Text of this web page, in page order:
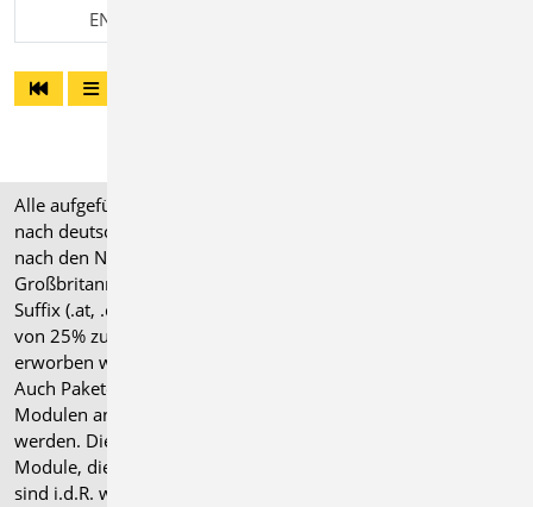
EN 1995, DIN EN 1992
Alle aufgeführten Preise verstehen sich für Module/Pakete
nach deutschen Normgrundlagen (".de"). Module, die auch
nach den Normen für Österreich, Schweiz, Italien und
Großbritannien verfügbar sind, tragen ein entsprechendes
Suffix (.at, .ch, .it bzw. .uk) und können gegen einen Aufpreis
von 25% zusammen mit dem jeweiligen ".de"-Modul
erworben werden.
Auch Pakete können gegen einen Aufpreis von 25% mit
Modulen anderer Normen (.at, .ch, .it bzw. .uk) erweitert
werden. Die Paketerweiterung umfasst alle entsprechenden
Module, die zum Zeitpunkt des Kaufs verfügbar sind. Das
sind i.d.R. weniger Module als nach deutscher Norm.